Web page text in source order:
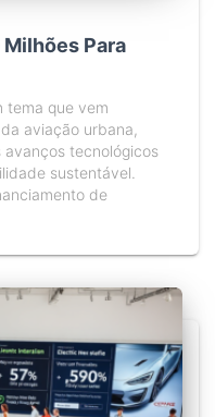
Para
tema que vem
aviação urbana,
avanços tecnológicos
sustentável.
de